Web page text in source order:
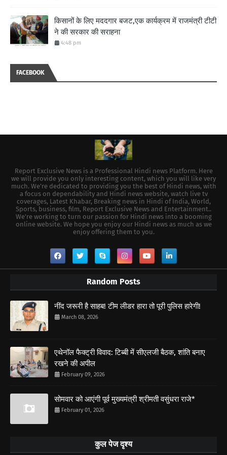
किसानों के लिए मददगार बजट,एक कार्यक्रम में राजमंत्री टीटी
ने की सरकार की सराहना
4:48 pm
FACEBOOK
Report Exclusive News is a Professional Hindi news Platform. Here
we will provide you only interesting content, which you will like very
much. We're dedicated to providing you the best of Hindi news, with
a focus on dependability and Hindi news website, watch live tv
coverages, Latest Khabar, Breaking news in Hindi of India, World,
Sports, business, film, Report Exclusive News and Entertainment..
We're working to turn our passion for Hindi news into a booming
online website. We hope you enjoy our Hindi news as much as we
enjoy offering them to you.
Random Posts
नींद जरूरी है साहब! टीम लीडर हारा तो पूरी पुलिस हारेगी!
March 08, 2026
एथेनॉल फैक्ट्री विवाद: टिब्बी में सीएलजी बैठक, शांति बनाए
रखने की अपील
February 09, 2026
सोमवार को आएंगी पूर्व मुख्यमंत्री श्रीमती वसुंधरा राजे*
February 01, 2026
कुल पेज दृश्य